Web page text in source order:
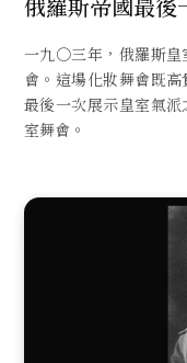
一九○三年，俄羅斯皇
會。這場化妝舞會既
最後一次展示皇室氣
室舞會。